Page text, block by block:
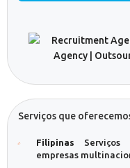
Serviços que
Filipinas Serviços
empresas